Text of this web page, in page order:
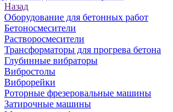
Назад
Оборудование для бетонных работ
Бетоносмесители
Растворосмесители
Трансформаторы для прогрева бетона
Глубинные вибраторы
Вибростолы
Виброрейки
Роторные фрезеровальные машины
Затирочные машины